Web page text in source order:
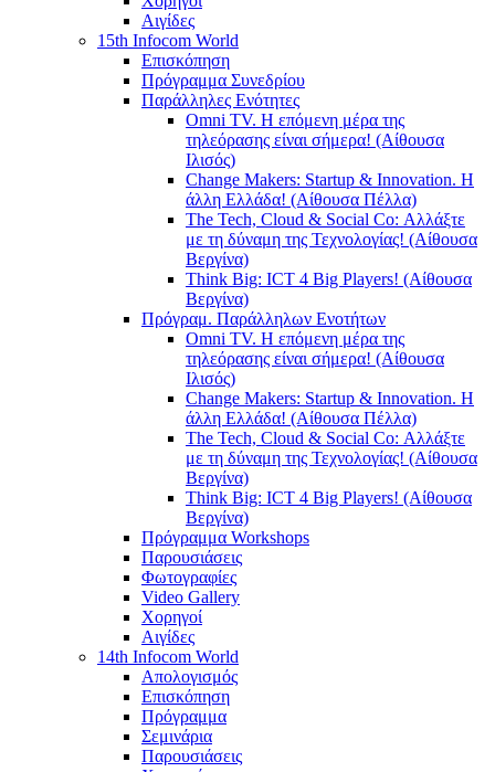
Αιγίδες
15th Infocom World
Επισκόπηση
Πρόγραμμα Συνεδρίου
Παράλληλες Ενότητες
Omni TV. Η επόμενη μέρα της
τηλεόρασης είναι σήμερα! (Αίθουσα
Ιλισός)
Change Makers: Startup & Innovation. Η
άλλη Ελλάδα! (Αίθουσα Πέλλα)
The Tech, Cloud & Social Co: Αλλάξτε
με τη δύναμη της Τεχνολογίας! (Αίθουσα
Βεργίνα)
Think Big: ICT 4 Big Players! (Αίθουσα
Βεργίνα)
Πρόγραμ. Παράλληλων Ενοτήτων
Omni TV. Η επόμενη μέρα της
τηλεόρασης είναι σήμερα! (Αίθουσα
Ιλισός)
Change Makers: Startup & Innovation. Η
άλλη Ελλάδα! (Αίθουσα Πέλλα)
The Tech, Cloud & Social Co: Αλλάξτε
με τη δύναμη της Τεχνολογίας! (Αίθουσα
Βεργίνα)
Think Big: ICT 4 Big Players! (Αίθουσα
Βεργίνα)
Πρόγραμμα Workshops
Παρουσιάσεις
Φωτογραφίες
Video Gallery
Χορηγοί
Αιγίδες
14th Infocom World
Απολογισμός
Επισκόπηση
Πρόγραμμα
Σεμινάρια
Παρουσιάσεις